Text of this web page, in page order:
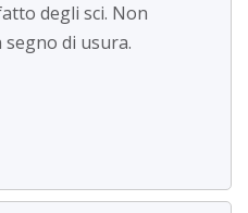
degli sci. Non
di usura.